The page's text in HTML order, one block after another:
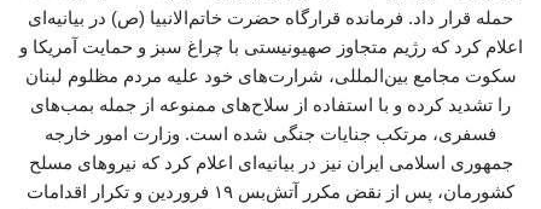
حمله قرار داد. فرمانده قرارگاه حضرت خاتم‌الانبیا (ص) در بیانیه‌ای
اعلام کرد که رژیم متجاوز صهیونیستی با چراغ سبز و حمایت آمریکا و
سکوت مجامع بین‌المللی، شرارت‌های خود علیه مردم مظلوم لبنان
را تشدید کرده و با استفاده از سلاح‌های ممنوعه از جمله بمب‌های
فسفری، مرتکب جنایات جنگی شده است. وزارت امور خارجه
جمهوری اسلامی ایران نیز در بیانیه‌ای اعلام کرد که نیروهای مسلح
کشورمان، پس از نقض مکرر آتش‌بس ۱۹ فروردین و تکرار اقدامات